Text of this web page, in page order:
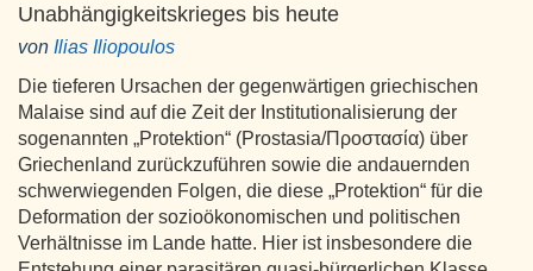
Unabhängigkeitskrieges bis heute
von Ilias Iliopoulos
Die tieferen Ursachen der gegenwärtigen griechischen
Malaise sind auf die Zeit der Institutionalisierung der
sogenannten „Protektion“ (Prostasia/Προστασία) über
Griechenland zurückzuführen sowie die andauernden
schwerwiegenden Folgen, die diese „Protektion“ für die
Deformation der sozioökonomischen und politischen
Verhältnisse im Lande hatte. Hier ist insbesondere die